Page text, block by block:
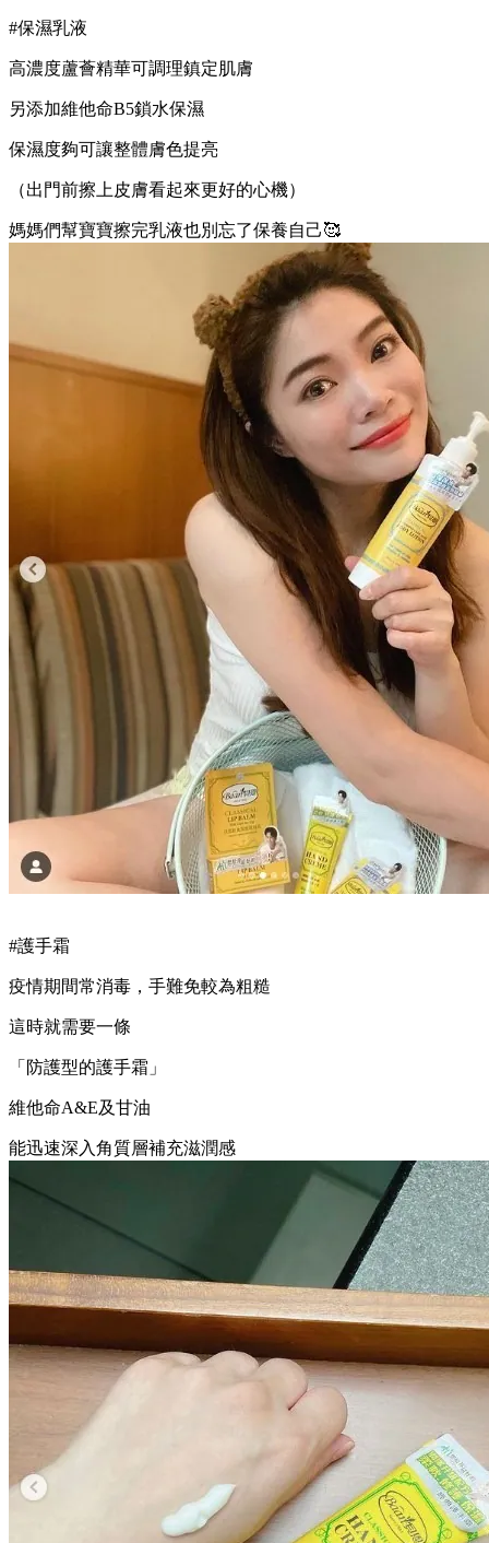
#保濕乳液
高濃度蘆薈精華可調理鎮定肌膚
另添加維他命B5鎖水保濕
保濕度夠可讓整體膚色提亮
（出門前擦上皮膚看起來更好的心機）
媽媽們幫寶寶擦完乳液也別忘了保養自己🥰
#護手霜
疫情期間常消毒，手難免較為粗糙
這時就需要一條
「防護型的護手霜」
維他命A&E及甘油
能迅速深入角質層補充滋潤感